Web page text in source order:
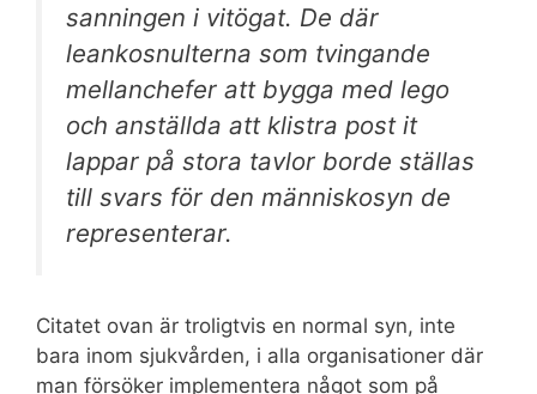
sanningen i vitögat. De där
leankosnulterna som tvingande
mellanchefer att bygga med lego
och anställda att klistra post it
lappar på stora tavlor borde ställas
till svars för den människosyn de
representerar.
Citatet ovan är troligtvis en normal syn, inte
bara inom sjukvården, i alla organisationer där
man försöker implementera något som på